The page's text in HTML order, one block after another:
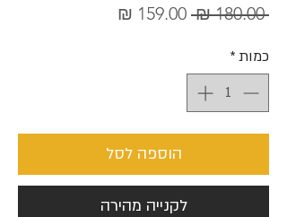
‏180.00 ‏₪
מחיר
כמות*
הוספה לסל
לקנייה מהירה